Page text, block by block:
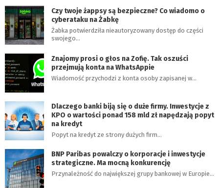
Czy twoje żappsy są bezpieczne? Co wiadomo o
cyberataku na Żabkę
Żabka potwierdziła nieautoryzowany dostęp do części
swojego…
Znajomy prosi o głos na Zofię. Tak oszuści
przejmują konta na WhatsAppie
Wiadomość przychodzi z konta osoby zapisanej w…
Dlaczego banki biją się o duże firmy. Inwestycje z
KPO o wartości ponad 158 mld zł napędzają popyt
na kredyt
Popyt na kredyt ze strony dużych firm…
BNP Paribas powalczy o korporacje i inwestycje
strategiczne. Ma mocną konkurencję
Przynależność do największej grupy bankowej w Europie…